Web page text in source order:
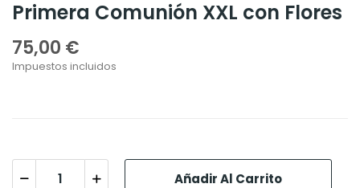
Primera Comunión XXL con Flores
75,00 €
Impuestos incluidos
Añadir Al Carrito